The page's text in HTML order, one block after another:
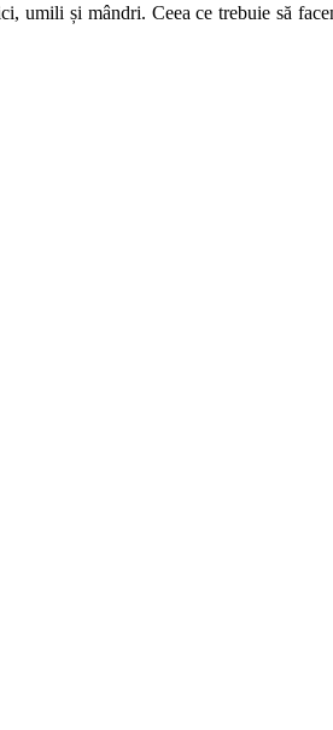
și mândri. Ceea ce trebuie să